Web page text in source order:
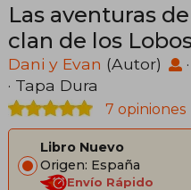
Las aventuras
clan de los
Dani y Evan (Autor) ·
· Tapa Dura
7 opiniones
Libro Nuevo
Origen: España
Envío Rápido